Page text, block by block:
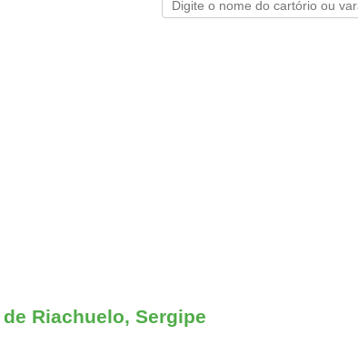
Riachuelo, Sergipe